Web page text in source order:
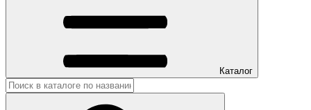
Каталог